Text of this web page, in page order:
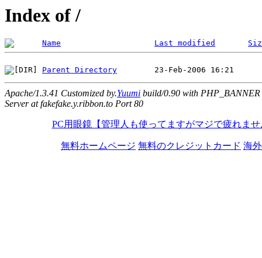
Index of /
Name Last modified
Parent Directory
Apache/1.3.41 Customized by.Yuumi build/0.90 with PHP_BANNER
Server at fakefake.y.ribbon.to Port 80
PC用眼鏡【管理人も使ってますがマジで疲れませ
無料ホームページ 無料のクレジットカード 海